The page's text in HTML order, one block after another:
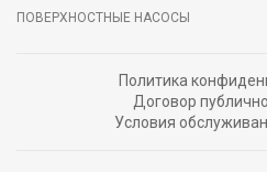
ПОВЕРХНОСТНЫЕ НАСОСЫ
Политика
Договор
Условия